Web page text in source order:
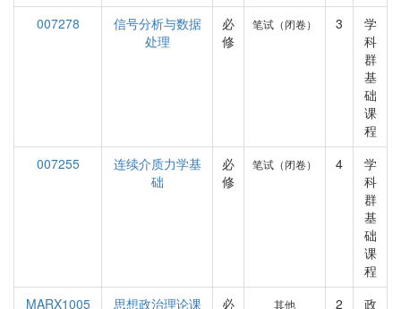
007278
信号分析与数据
处理
必
修
笔试（闭卷） 3
学
科
群
基
础
课
程
007255
连续介质力学基
础
必
修
笔试（闭卷） 4
学
科
群
基
础
课
程
MARX1005
思想政治理论课
必
其他 2
政